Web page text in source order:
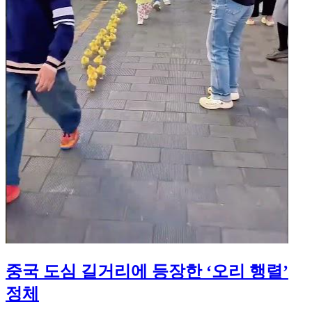
중국 도심 길거리에 등장한 ‘오리 행렬’
정체